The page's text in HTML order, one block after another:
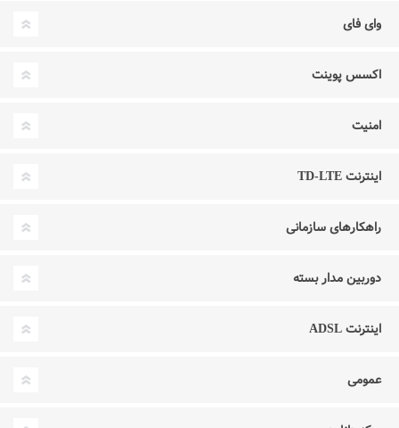
وای فای
اکسس پوینت
امنیت
اینترنت TD-LTE
راهکارهای سازمانی
دوربین مدار بسته
اینترنت ADSL
عمومی